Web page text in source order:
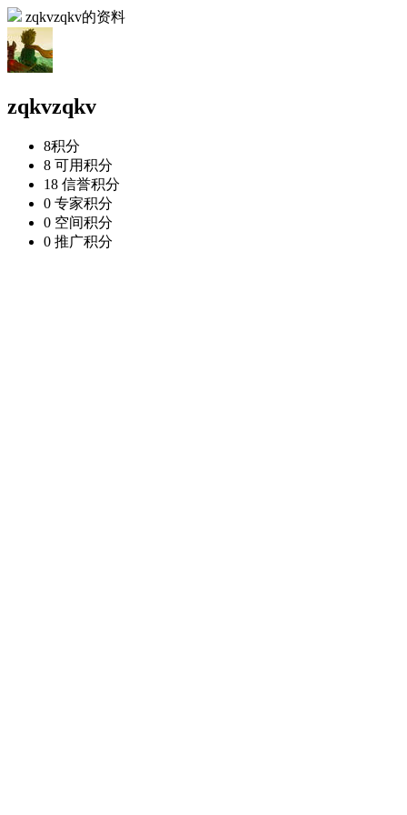
zqkvzqkv的资料
zqkvzqkv
8积分
8 可用积分
18 信誉积分
0 专家积分
0 空间积分
0 推广积分